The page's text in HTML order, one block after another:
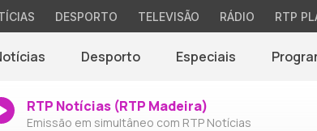
DESPORTO TELEVISÃO RÁDIO RTP
Desporto Especiais
RTP Notícias (RTP Madeira)
Emissão em simultâneo com RTP Notícias